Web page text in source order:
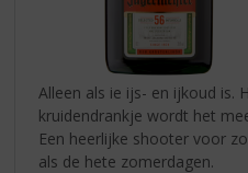
Alleen als ie ijs- en ijkoud is.
kruidendrankje wordt het
Een heerlijke shooter voor
als de hete zomerdagen.